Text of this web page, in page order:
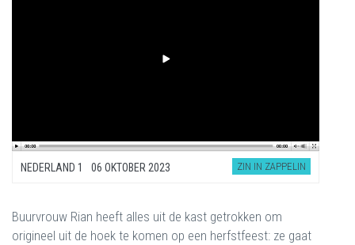
NEDERLAND 1 06 OKTOBER 2023 ZIN IN ZAPPELIN
Buurvrouw Rian heeft alles uit de kast getrokken om
origineel uit de hoek te komen op een herfstfeest: ze gaat